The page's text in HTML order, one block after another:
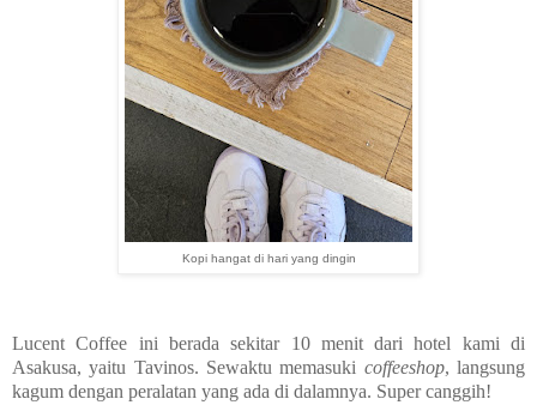
Kopi hangat di hari yang dingin
Lucent Coffee ini berada sekitar 10 menit dari hotel kami di
Asakusa, yaitu Tavinos. Sewaktu memasuki coffeeshop, langsung
kagum dengan peralatan yang ada di dalamnya. Super canggih!